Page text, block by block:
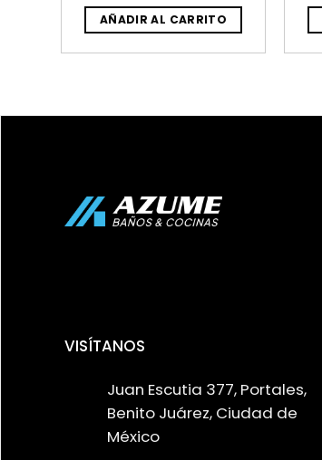
AÑADIR AL CARRITO
VISÍTANOS
Juan Escutia 377, Portales,
Benito Juárez, Ciudad de
México